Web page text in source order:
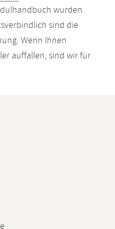
wurden
sind die
Wenn Ihnen
auffallen, sind wir für